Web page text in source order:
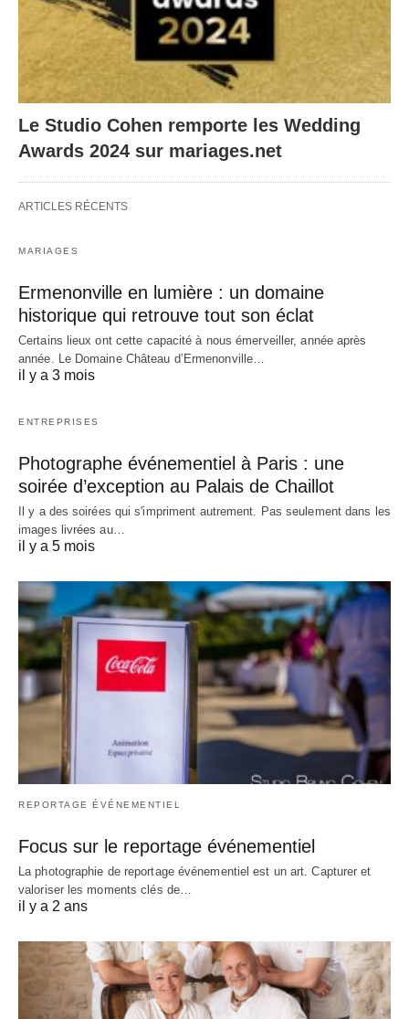
Le Studio Cohen remporte les Wedding
Awards 2024 sur mariages.net
ARTICLES RÉCENTS
MARIAGES
Ermenonville en lumière : un domaine
historique qui retrouve tout son éclat
Certains lieux ont cette capacité à nous émerveiller, année après
année. Le Domaine Château d’Ermenonville…
il y a 3 mois
ENTREPRISES
Photographe événementiel à Paris : une
soirée d’exception au Palais de Chaillot
Il y a des soirées qui s'impriment autrement. Pas seulement dans les
images livrées au…
il y a 5 mois
REPORTAGE ÉVÉNEMENTIEL
Focus sur le reportage événementiel
La photographie de reportage événementiel est un art. Capturer et
valoriser les moments clés de…
il y a 2 ans